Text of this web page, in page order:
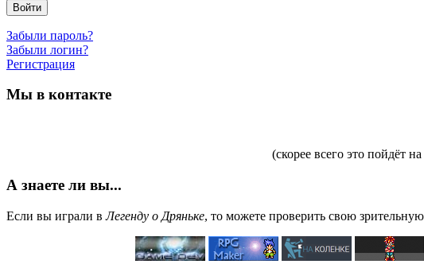
Войти
Забыли пароль?
Забыли логин?
Регистрация
Мы в контакте
(скорее всего это пойдёт
А знаете ли вы...
Если вы играли вЛегенду о Дряньке, то можете проверить свою